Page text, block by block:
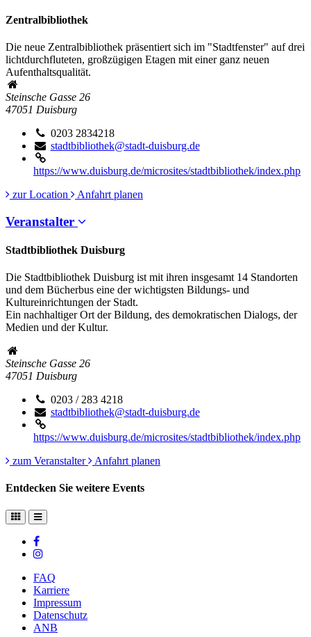
Zentralbibliothek
Die neue Zentralbibliothek präsentiert sich im "Stadtfenster" auf drei
lichtdurchfluteten, großzügigen Etagen mit einer ganz neuen
Aufenthaltsqualität.
Steinsche Gasse 26
47051 Duisburg
0203 2834218
stadtbibliothek@stadt-duisburg.de
https://www.duisburg.de/microsites/stadtbibliothek/index.php
zur Location
Anfahrt planen
Veranstalter
Stadtbibliothek Duisburg
Die Stadtbibliothek Duisburg ist mit ihren insgesamt 14 Standorten
und dem Bücherbus eine der wichtigsten Bildungs- und
Kultureinrichtungen der Stadt.
Ein nachhaltiger Ort der Bildung, des demokratischen Dialogs, der
Medien und der Kultur.
Steinsche Gasse 26
47051 Duisburg
0203 / 283 4218
stadtbibliothek@stadt-duisburg.de
https://www.duisburg.de/microsites/stadtbibliothek/index.php
zum Veranstalter
Anfahrt planen
Entdecken Sie weitere Events
FAQ
Karriere
Impressum
Datenschutz
ANB